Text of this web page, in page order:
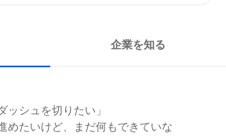
企業を知る
ッシュを切りたい」
めたいけど、まだ何もできていな